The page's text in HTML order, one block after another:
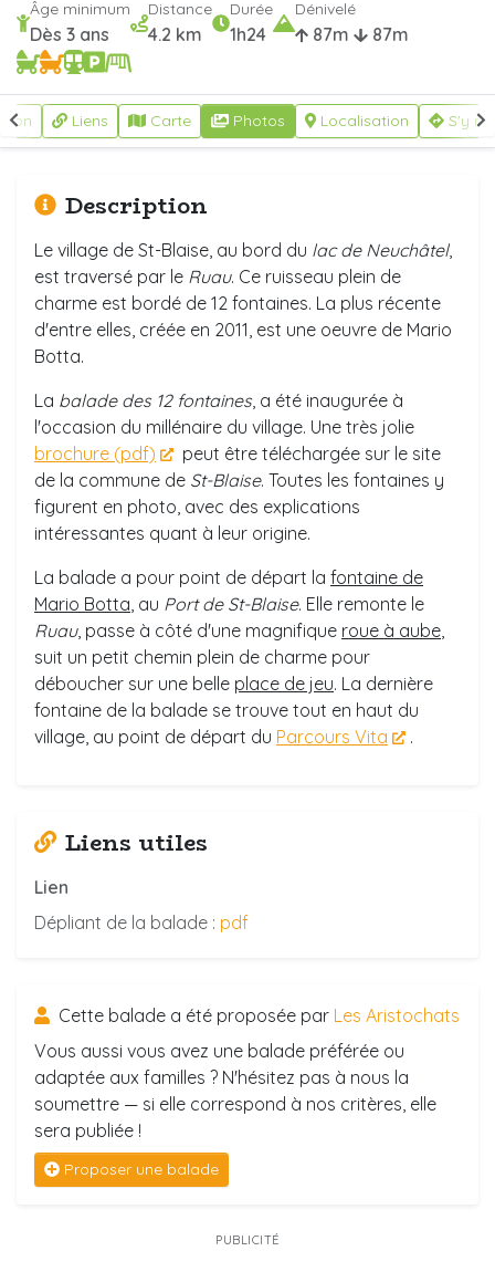
Âge minimum
Dès 3 ans
Distance
4.2 km
Durée
1h24
Dénivelé
87m 87m
Liens Carte Photos Localisation S'y
Description
Le village de St-Blaise, au bord du lac de Neuchâtel,
est traversé par le Ruau. Ce ruisseau plein de
charme est bordé de 12 fontaines. La plus récente
d'entre elles, créée en 2011, est une oeuvre de Mario
Botta.
La balade des 12 fontaines, a été inaugurée à
l'occasion du millénaire du village. Une très jolie
brochure (pdf)
peut être téléchargée sur le site
de la commune de St-Blaise. Toutes les fontaines y
figurent en photo, avec des explications
intéressantes quant à leur origine.
La balade a pour point de départ la fontaine de
Mario Botta , au Port de St-Blaise. Elle remonte le
Ruau, passe à côté d'une magnifique roue à aube
suit un petit chemin plein de charme pour
déboucher sur une belle place de jeu. La dernière
fontaine de la balade se trouve tout en haut du
village, au point de départ du Parcours Vita .
Liens utiles
Lien
Dépliant de la balade : pdf
Cette balade a été proposée par Les Aristochats
Vous aussi vous avez une balade préférée ou
adaptée aux familles ? N'hésitez pas à nous la
soumettre — si elle correspond à nos critères, elle
sera publiée !
Proposer une balade
PUBLICITÉ